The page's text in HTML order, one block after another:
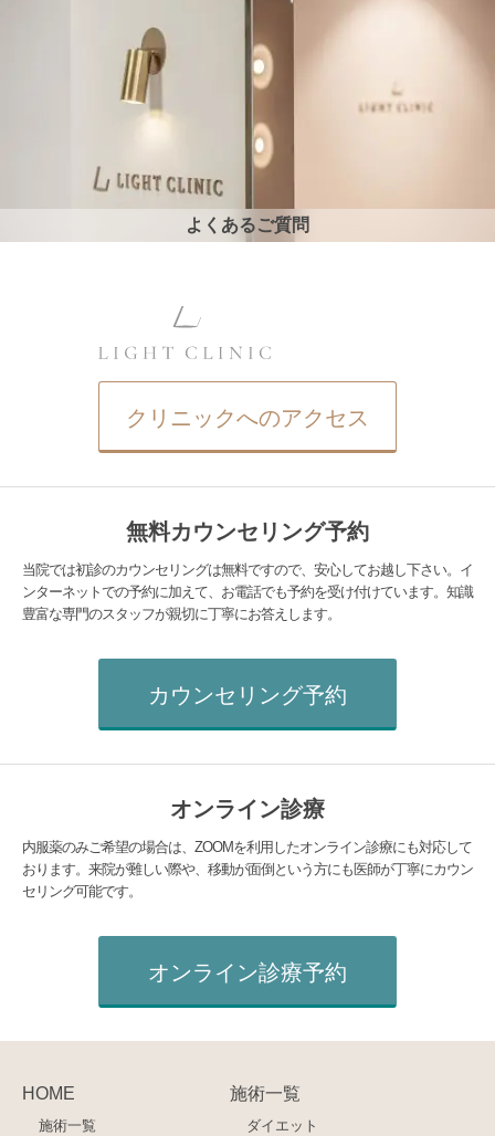
よくあるご質問
クリニックへのアクセス
無料カウンセリング予約
当院では初診のカウンセリングは無料ですので、安心してお越し下さい。イ
ンターネットでの予約に加えて、お電話でも予約を受け付けています。知識
豊富な専門のスタッフが親切に丁寧にお答えします。
カウンセリング予約
オンライン診療
内服薬のみご希望の場合は、ZOOMを利用したオンライン診療にも対応して
おります。来院が難しい際や、移動が面倒という方にも医師が丁寧にカウン
セリング可能です。
オンライン診療予約
HOME
施術一覧
施術一覧
ダイエット